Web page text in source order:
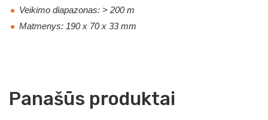
Veikimo diapazonas: > 200 m
Matmenys: 190 x 70 x 33 mm
Panašūs produktai